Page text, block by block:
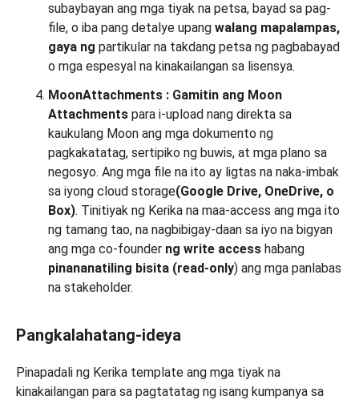
subaybayan ang mga tiyak na petsa, bayad sa pag-
file, o iba pang detalye upang walang mapalampas,
gaya ng partikular na takdang petsa ng pagbabayad
o mga espesyal na kinakailangan sa lisensya.
MoonAttachments : Gamitin ang Moon
Attachments para i-upload nang direkta sa
kaukulang Moon ang mga dokumento ng
pagkakatatag, sertipiko ng buwis, at mga plano sa
negosyo. Ang mga file na ito ay ligtas na naka-imbak
sa iyong cloud storage(Google Drive, OneDrive, o
Box). Tinitiyak ng Kerika na maa-access ang mga ito
ng tamang tao, na nagbibigay-daan sa iyo na bigyan
ang mga co-founder ng write access habang
pinananatiling bisita (read-only) ang mga panlabas
na stakeholder.
Pangkalahatang-ideya
Pinapadali ng Kerika template ang mga tiyak na
kinakailangan para sa pagtatatag ng isang kumpanya sa